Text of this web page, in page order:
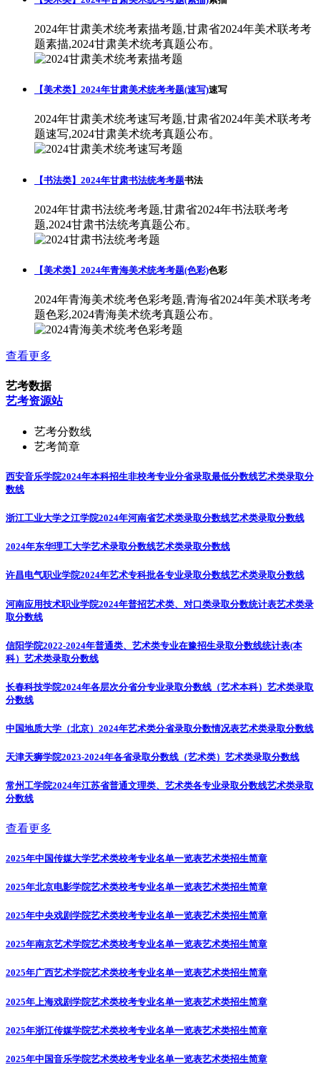
2024年甘肃美术统考素描考题,甘肃省2024年美术联考考
题素描,2024甘肃美术统考真题公布。
【美术类】2024年甘肃美术统考考题(速写)速写
2024年甘肃美术统考速写考题,甘肃省2024年美术联考考
题速写,2024甘肃美术统考真题公布。
【书法类】2024年甘肃书法统考考题书法
2024年甘肃书法统考考题,甘肃省2024年书法联考考
题,2024甘肃书法统考真题公布。
【美术类】2024年青海美术统考考题(色彩)色彩
2024年青海美术统考色彩考题,青海省2024年美术联考考
题色彩,2024青海美术统考真题公布。
查看更多
艺考数据
艺考资源站
艺考分数线
艺考简章
西安音乐学院2024年本科招生非校考专业分省录取最低分数线艺术类录取分
数线
浙江工业大学之江学院2024年河南省艺术类录取分数线艺术类录取分数线
2024年东华理工大学艺术录取分数线艺术类录取分数线
许昌电气职业学院2024年艺术专科批各专业录取分数线艺术类录取分数线
河南应用技术职业学院2024年普招艺术类、对口类录取分数统计表艺术类录
取分数线
信阳学院2022-2024年普通类、艺术类专业在豫招生录取分数线统计表(本
科） 艺术类录取分数线
长春科技学院2024年各层次分省分专业录取分数线（艺术本科） 艺术类录取
分数线
中国地质大学（北京）2024年艺术类分省录取分数情况表艺术类录取分数线
天津天狮学院2023-2024年各省录取分数线（艺术类） 艺术类录取分数线
常州工学院2024年江苏省普通文理类、艺术类各专业录取分数线艺术类录取
分数线
查看更多
2025年中国传媒大学艺术类校考专业名单一览表艺术类招生简章
2025年北京电影学院艺术类校考专业名单一览表艺术类招生简章
2025年中央戏剧学院艺术类校考专业名单一览表艺术类招生简章
2025年南京艺术学院艺术类校考专业名单一览表艺术类招生简章
2025年广西艺术学院艺术类校考专业名单一览表艺术类招生简章
2025年上海戏剧学院艺术类校考专业名单一览表艺术类招生简章
2025年浙江传媒学院艺术类校考专业名单一览表艺术类招生简章
2025年中国音乐学院艺术类校考专业名单一览表艺术类招生简章